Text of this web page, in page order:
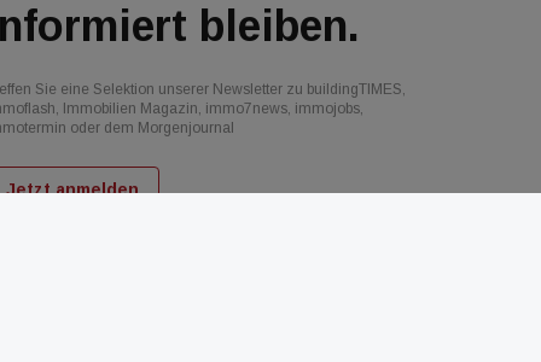
bleiben.
Sie eine Selektion unserer Newsletter zu buildingTIMES,
Immobilien Magazin, immo7news, immojobs,
oder dem Morgenjournal
Jetzt anmelden